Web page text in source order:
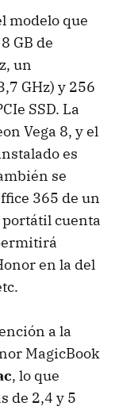
modelo que
GB de
un
GHz) y 256
SSD. La
Vega 8, y el
es
se
365 de un
portátil cuenta
en la del
a la
MagicBook
, lo que
de 2,4 y 5